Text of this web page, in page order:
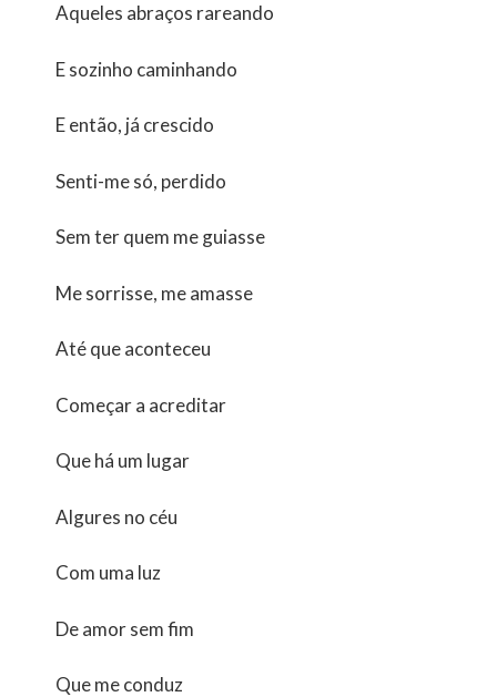
Aqueles abraços rareando
E sozinho caminhando
E então, já crescido
Senti-me só, perdido
Sem ter quem me guiasse
Me sorrisse, me amasse
Até que aconteceu
Começar a acreditar
Que há um lugar
Algures no céu
Com uma luz
De amor sem fim
Que me conduz